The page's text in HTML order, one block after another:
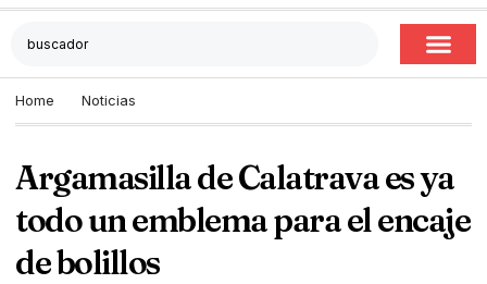
Home Noticias
Argamasilla de Calatrava es ya
todo un emblema para el encaje
de bolillos